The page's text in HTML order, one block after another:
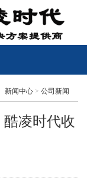
新闻中心 > 公司新闻
酷凌时代收